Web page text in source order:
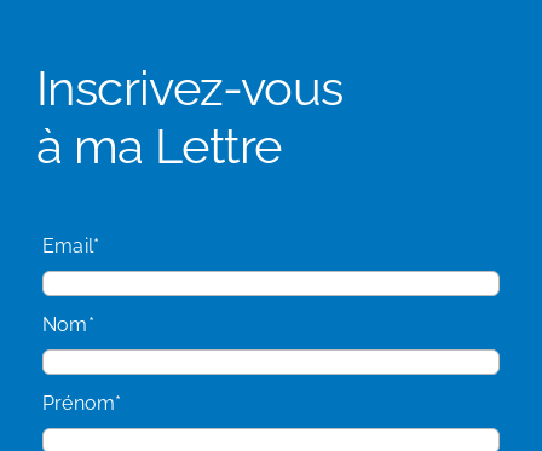
Inscrivez-vous
à ma Lettre
Email*
Nom*
Prénom*